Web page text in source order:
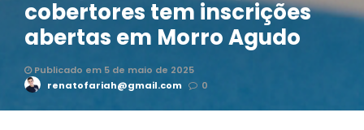
cobertores tem inscrições
abertas em Morro Agudo
Publicado em 5 de maio de 2025
renatofariah@gmail.com
0